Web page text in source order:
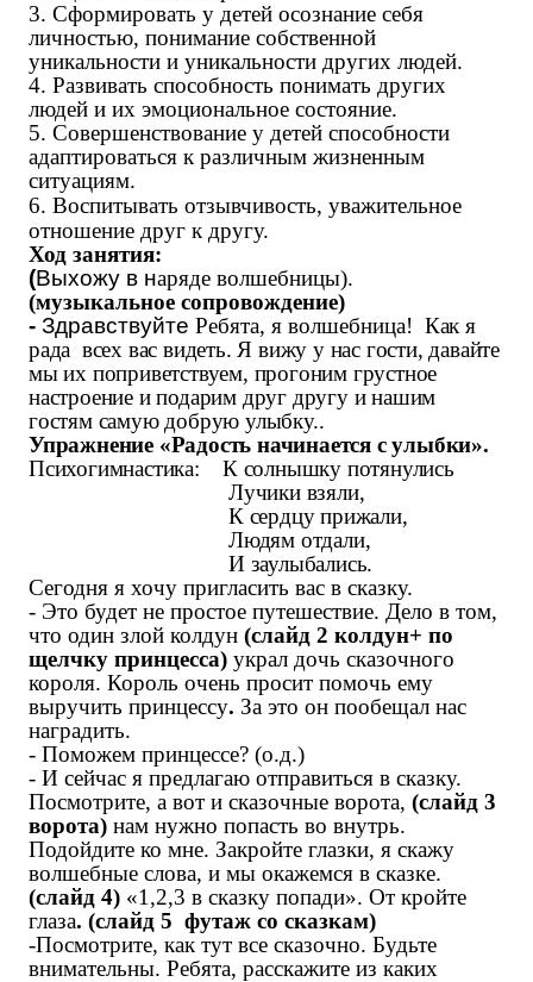
3. Сформировать у детей осознание себя
личностью, понимание собственной
уникальности и уникальности других людей.
4. Развивать способность понимать других
людей и их эмоциональное состояние.
5. Совершенствование у детей способности
адаптироваться к различным жизненным
ситуациям.
6. Воспитывать отзывчивость, уважительное
отношение друг к другу.
Ход занятия:
(Выхожу в наряде волшебницы).
(музыкальное сопровождение)
- Здравствуйте Ребята, я волшебница! Как я
рада всех вас видеть. Я вижу у нас гости, давайте
мы их поприветствуем, прогоним грустное
настроение и подарим друг другу и нашим
гостям самую добрую улыбку..
Упражнение «Радость начинается с улыбки».
Психогимнастика: К солнышку потянулись
Лучики взяли,
К сердцу прижали,
Людям отдали,
И заулыбались.
Сегодня я хочу пригласить вас в сказку.
- Это будет не простое путешествие. Дело в том,
что один злой колдун (слайд 2 колдун+ по
щелчку принцесса) украл дочь сказочного
короля. Король очень просит помочь ему
выручить принцессу. За это он пообещал нас
наградить.
- Поможем принцессе? (о.д.)
- И сейчас я предлагаю отправиться в сказку.
Посмотрите, а вот и сказочные ворота, (слайд 3
ворота) нам нужно попасть во внутрь.
Подойдите ко мне. Закройте глазки, я скажу
волшебные слова, и мы окажемся в сказке.
(слайд 4) «1,2,3 в сказку попади». От кройте
глаза. (слайд 5 футаж со сказкам)
-Посмотрите, как тут все сказочно. Будьте
внимательны. Ребята, расскажите из каких